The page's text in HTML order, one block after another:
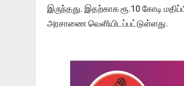
இருந்தது. இதற்காக ரூ.10 கோடி
அரசாணை வெளியிடப்பட்டுள்ளது.